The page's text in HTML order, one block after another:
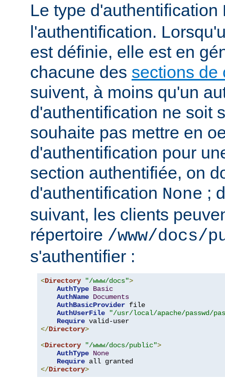
Le type d'authentification
l'authentification.
est définie, elle est en
chacune des sections de
suivent, à moins qu'un
d'authentification ne soit
souhaite pas mettre en
d'authentification pour
section authentifiée, on
d'authentification None ;
suivant, les clients
répertoire /www/docs/
s'authentifier :
<Directory "/www/docs">
AuthType Basic
AuthName Documents
AuthBasicProvider file
AuthUserFile
"/usr/local/apache/passwd/
Require
</Directory>
<Directory "/www/docs/public">
AuthType None
Require
</Directory>